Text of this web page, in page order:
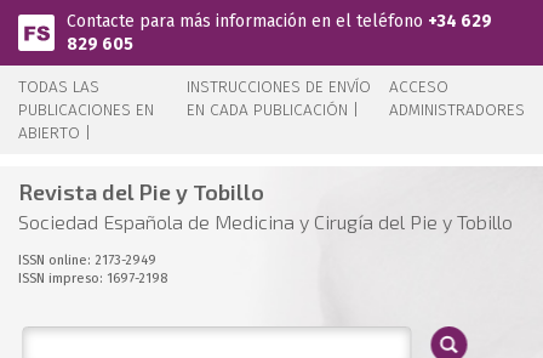
Pasar al contenido principal
Contacte para más información en el teléfono +34 629
829 605
TODAS LAS
PUBLICACIONES EN
ABIERTO |
INSTRUCCIONES DE ENVÍO
EN CADA PUBLICACIÓN |
ACCESO
ADMINISTRADORES
Revista del Pie y Tobillo
Sociedad Española de Medicina y Cirugía del Pie y Tobillo
ISSN online: 2173-2949
ISSN impreso: 1697-2198